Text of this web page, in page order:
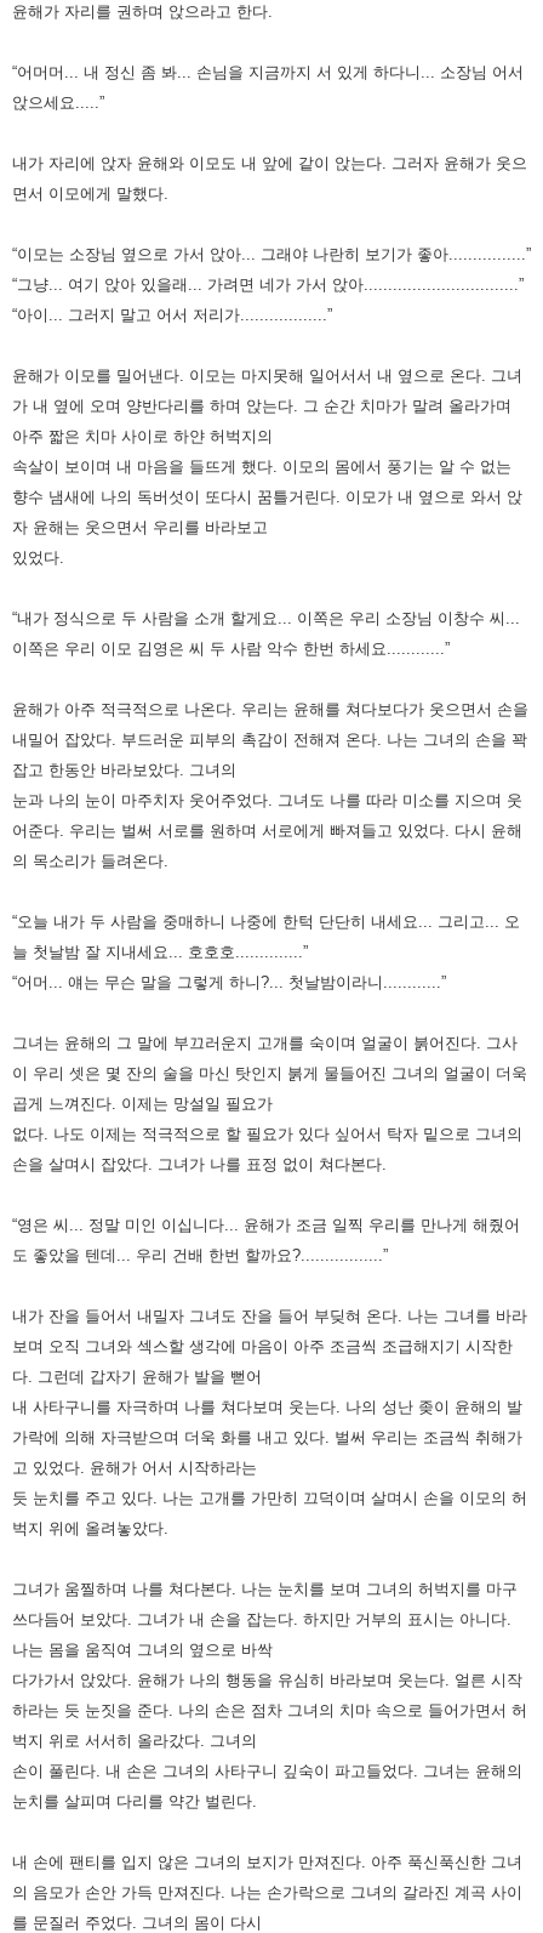
윤해가 자리를 권하며 앉으라고 한다.
“어머머... 내 정신 좀 봐... 손님을 지금까지 서 있게 하다니... 소장님 어서
앉으세요.....”
내가 자리에 앉자 윤해와 이모도 내 앞에 같이 앉는다. 그러자 윤해가 웃으
면서 이모에게 말했다.
“이모는 소장님 옆으로 가서 앉아... 그래야 나란히 보기가 좋아................”
“그냥... 여기 앉아 있을래... 가려면 네가 가서 앉아................................”
“아이... 그러지 말고 어서 저리가..................”
윤해가 이모를 밀어낸다. 이모는 마지못해 일어서서 내 옆으로 온다. 그녀
가 내 옆에 오며 양반다리를 하며 앉는다.
그 순간 치마가 말려 올라가며
아주 짧은 치마 사이로 하얀 허벅지의
속살이 보이며 내 마음을 들뜨게 했다. 이모의 몸에서 풍기는 알 수 없는
향수 냄새에 나의 독버섯이 또다시 꿈틀거린다. 이모가 내 옆으로 와서 앉
자 윤해는 웃으면서 우리를 바라보고
있었다.
“내가 정식으로 두 사람을 소개 할게요... 이쪽은 우리 소장님 이창수 씨...
이쪽은 우리 이모 김영은 씨 두 사람 악수 한번 하세요............”
윤해가 아주 적극적으로 나온다. 우리는 윤해를 쳐다보다가 웃으면서 손을
내밀어 잡았다. 부드러운 피부의 촉감이 전해져 온다. 나는 그녀의 손을 꽉
잡고 한동안 바라보았다.
그녀의
눈과 나의 눈이 마주치자 웃어주었다. 그녀도 나를 따라 미소를 지으며 웃
어준다. 우리는 벌써 서로를 원하며 서로에게 빠져들고 있었다. 다시 윤해
의 목소리가 들려온다.
“오늘 내가 두 사람을 중매하니 나중에 한턱 단단히 내세요... 그리고... 오
늘 첫날밤 잘 지내세요... 호호호..............”
“어머... 얘는 무슨 말을 그렇게 하니?... 첫날밤이라니............”
그녀는 윤해의 그 말에 부끄러운지 고개를 숙이며 얼굴이 붉어진다.
그사
이 우리 셋은 몇 잔의 술을 마신 탓인지 붉게 물들어진 그녀의 얼굴이 더욱
곱게 느껴진다. 이제는 망설일 필요가
없다. 나도 이제는 적극적으로 할 필요가 있다 싶어서 탁자 밑으로 그녀의
손을 살며시 잡았다.
그녀가 나를 표정 없이 쳐다본다.
“영은 씨... 정말 미인 이십니다... 윤해가 조금 일찍 우리를 만나게 해줬어
도 좋았을 텐데... 우리 건배 한번 할까요?.................”
내가 잔을 들어서 내밀자 그녀도 잔을 들어 부딪혀 온다. 나는 그녀를 바라
보며 오직 그녀와 섹스할 생각에 마음이 아주 조금씩 조급해지기 시작한
다.
그런데 갑자기 윤해가 발을 뻗어
내 사타구니를 자극하며 나를 쳐다보며 웃는다. 나의 성난 좆이 윤해의 발
가락에 의해 자극받으며 더욱 화를 내고 있다. 벌써 우리는 조금씩 취해가
고 있었다. 윤해가 어서 시작하라는
듯 눈치를 주고 있다. 나는 고개를 가만히 끄덕이며 살며시 손을 이모의 허
벅지 위에 올려놓았다.
그녀가 움찔하며 나를 쳐다본다. 나는 눈치를 보며 그녀의 허벅지를 마구
쓰다듬어 보았다.
그녀가 내 손을 잡는다. 하지만 거부의 표시는 아니다.
나는 몸을 움직여 그녀의 옆으로 바싹
다가가서 앉았다. 윤해가 나의 행동을 유심히 바라보며 웃는다. 얼른 시작
하라는 듯 눈짓을 준다. 나의 손은 점차 그녀의 치마 속으로 들어가면서 허
벅지 위로 서서히 올라갔다.
그녀의
손이 풀린다. 내 손은 그녀의 사타구니 깊숙이 파고들었다. 그녀는 윤해의
눈치를 살피며 다리를 약간 벌린다.
내 손에 팬티를 입지 않은 그녀의 보지가 만져진다. 아주 푹신푹신한 그녀
의 음모가 손안 가득 만져진다. 나는 손가락으로 그녀의 갈라진 계곡 사이
를 문질러 주었다. 그녀의 몸이 다시